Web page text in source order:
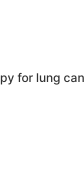
for lung